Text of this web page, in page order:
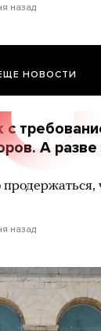
назад
НОВОСТИ
с
А
назад